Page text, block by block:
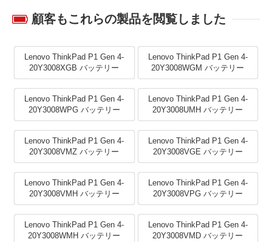
顧客もこれらの製品を閲覧しました
Lenovo ThinkPad P1 Gen 4-
20Y3008XGB バッテリー
Lenovo ThinkPad P1 Gen 4-
20Y3008WGM バッテリー
Lenovo ThinkPad P1 Gen 4-
20Y3008WPG バッテリー
Lenovo ThinkPad P1 Gen 4-
20Y3008UMH バッテリー
Lenovo ThinkPad P1 Gen 4-
20Y3008VMZ バッテリー
Lenovo ThinkPad P1 Gen 4-
20Y3008VGE バッテリー
Lenovo ThinkPad P1 Gen 4-
20Y3008VMH バッテリー
Lenovo ThinkPad P1 Gen 4-
20Y3008VPG バッテリー
Lenovo ThinkPad P1 Gen 4-
20Y3008WMH バッテリー
Lenovo ThinkPad P1 Gen 4-
20Y3008VMD バッテリー